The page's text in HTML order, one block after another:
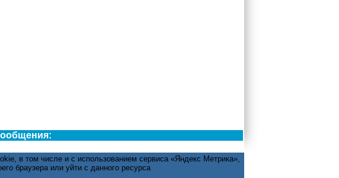
в том числе и с использованием сервиса «Яндекс Метрика»,
браузера или уйти с данного ресурса